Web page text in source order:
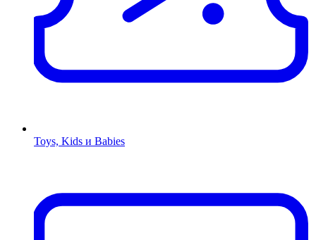
Toys, Kids и Babies